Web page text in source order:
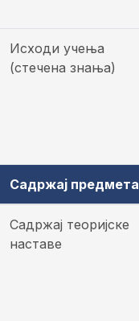
Исходи учења
(стечена знања)
Садржај предмета
Садржај теоријске
наставе